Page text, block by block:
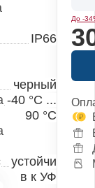
IP66
черный
-40 °С ...
90 °С
устойчи
в к УФ
До -